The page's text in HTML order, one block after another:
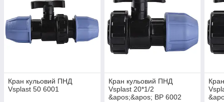
Кран кульовий ПНД
Vsplast 50 6001
Кран кульовий ПНД
Vsplast 20*1/2
&apos;&apos; ВР 6002